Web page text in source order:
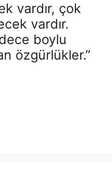
vardır, çok
vardır.
boylu
özgürlükler.”